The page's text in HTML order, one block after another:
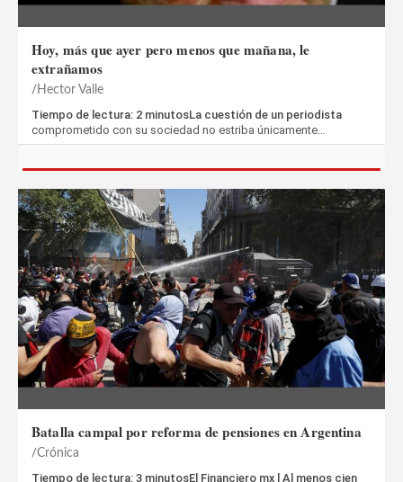
Hoy, más que ayer pero menos que mañana, le
extrañamos
Hector Valle
Tiempo de lectura: 2 minutosLa cuestión de un periodista
comprometido con su sociedad no estriba únicamente…
Batalla campal por reforma de pensiones en Argentina
Crónica
Tiempo de lectura: 3 minutosEl Financiero mx l Al menos cien